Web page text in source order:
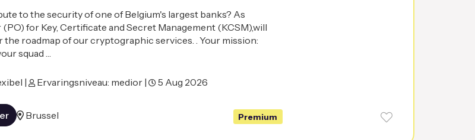
to the security of one of Belgium's largest banks? As
for Key, Certificate and Secret Management (KCSM),will
the roadmap of our cryptographic services. . Your mission:
squad …
| Ervaringsniveau: medior | 5 Aug 2026
Brussel Premium